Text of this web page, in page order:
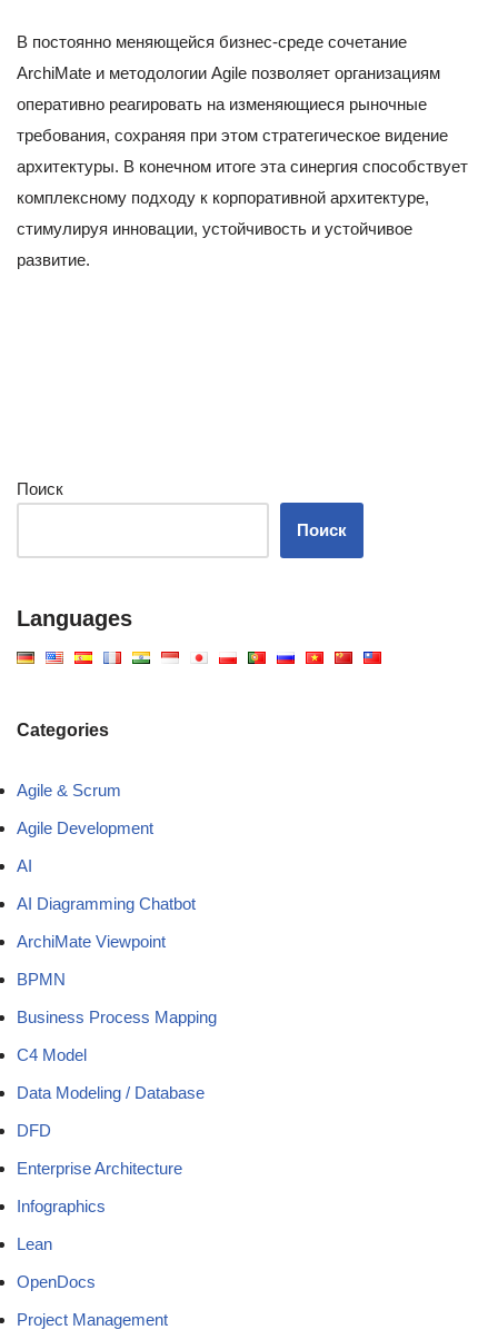
В постоянно меняющейся бизнес-среде сочетание
ArchiMate и методологии Agile позволяет организациям
оперативно реагировать на изменяющиеся рыночные
требования, сохраняя при этом стратегическое видение
архитектуры. В конечном итоге эта синергия способствует
комплексному подходу к корпоративной архитектуре,
стимулируя инновации, устойчивость и устойчивое
развитие.
Поиск
Поиск
Languages
Categories
Agile & Scrum
Agile Development
AI
AI Diagramming Chatbot
ArchiMate Viewpoint
BPMN
Business Process Mapping
C4 Model
Data Modeling / Database
DFD
Enterprise Architecture
Infographics
Lean
OpenDocs
Project Management